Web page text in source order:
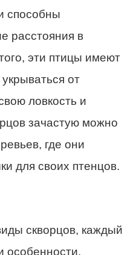
способны
расстояния в
эти птицы имеют
от
ловкость и
зачастую можно
где они
для своих птенцов.
скворцов, каждый
особенности.